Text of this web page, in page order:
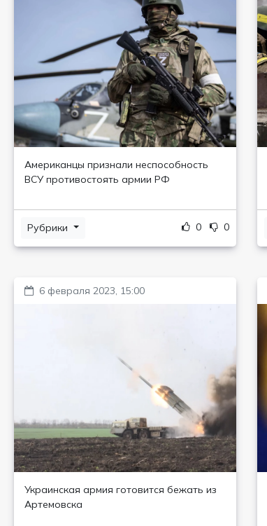
Американцы признали неспособность
ВСУ противостоять армии РФ
Рубрики 0 0
6 февраля 2023, 15:00
Украинская армия готовится бежать из
Артемовска